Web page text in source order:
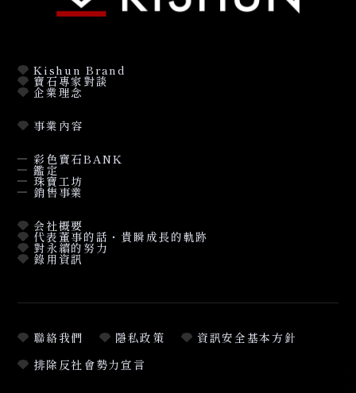
Kishun Brand
寶石專家對談
企業理念
事業內容
彩色寶石BANK
鑑定
珠寶工坊
銷售事業
会社概要
代表董事的話・貴瞬成長的軌跡
對永續的努力
錄用資訊
聯絡我們 隱私政策
資訊安全基本方針
排除反社會勢力宣言